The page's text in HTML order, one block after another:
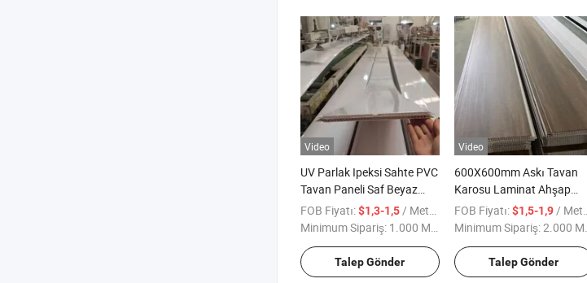
Video
UV Parlak Ipeksi Sahte PVC
Tavan Paneli Saf Beyaz
Cilalı PVC Alçı Tavan
Karosu İç Mekan Çatı
Karosu Güney Amerika için
FOB Fiyatı:$1,3-1,5/ Metre kare
Minimum Sipariş: 1.000 Metrekare
Talep Gönder
Video
600X600mm Askı Tavan
Karosu Laminat Ahşap
Tasarım PVC Duvar Paneli
Baskı Sıcak Transfer Folyo
Parlak Düz Beyaz PVC
Tavan Paneli Ev
Dekorasyonu için
FOB Fiyatı:$1,5-1,9/ Metre kare
Minimum Sipariş:2.000 Metrekare
Talep Gönder